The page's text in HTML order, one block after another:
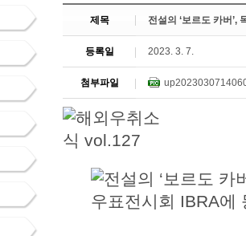
제목 전설의 ‘보르도 카버’,
등록일 2023. 3. 7.
첨부파일